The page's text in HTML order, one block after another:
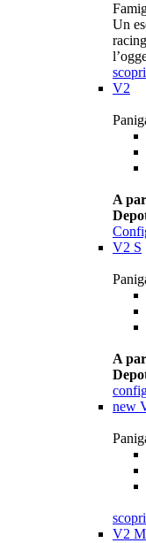
Un
V2
A
V2 S
A
new
V2